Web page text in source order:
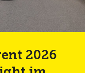
2026